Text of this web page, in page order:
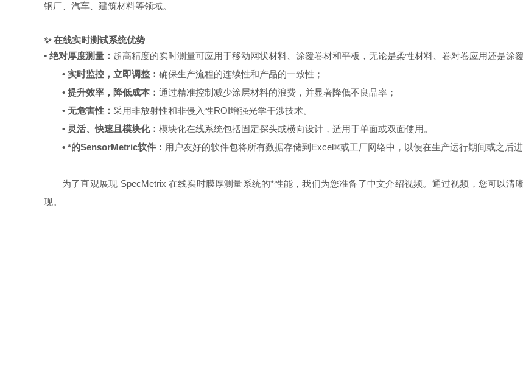
钢厂、汽车、建筑材料等领域。
✨ 在线实时测试系统优势
• 绝对厚度测量： 超高精度的实时测量可应用于移动网状材料、涂覆卷材和平板，无论是柔性材料、卷对卷应用还是涂覆
• 实时监控，立即调整： 确保生产流程的连续性和产品的一致性；
• 提升效率，降低成本： 通过精准控制减少涂层材料的浪费，并显著降低不良品率；
• 无危害性： 采用非放射性和非侵入性ROI增强光学干涉技术。
• 灵活、快速且模块化： 模块化在线系统包括固定探头或横向设计，适用于单面或双面使用。
• *的SensorMetric软件： 用户友好的软件包将所有数据存储到Excel®或工厂网络中，以便在生产运行期间或之后进
为了直观展现 SpecMetrix 在线实时膜厚测量系统的*性能，我们为您准备了中文介绍视频。通过视频，您可以清
现。